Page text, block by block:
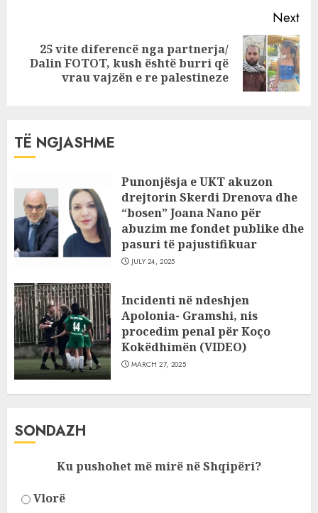
Next
Next
25 vite diferencë nga partnerja/
Dalin FOTOT, kush është burri që
vrau vajzën e re palestineze
TË NGJASHME
Punonjësja e UKT akuzon
drejtorin Skerdi Drenova dhe
“bosen” Joana Nano për
abuzim me fondet publike dhe
pasuri të pajustifikuar
JULY 24, 2025
Incidenti në ndeshjen
Apolonia- Gramshi, nis
procedim penal për Koço
Kokëdhimën (VIDEO)
MARCH 27, 2025
SONDAZH
Ku pushohet më mirë në Shqipëri?
Vlorë